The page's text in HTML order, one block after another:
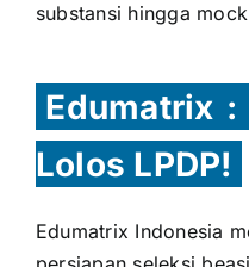
substansi hingga
Edumatrix
Lolos LPDP!
Edumatrix Indonesia